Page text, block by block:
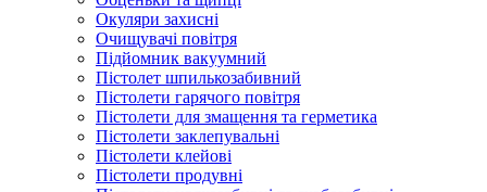
Окуляри захисні
Очищувачі повітря
Підйомник вакуумний
Пістолет шпилькозабивний
Пістолети гарячого повітря
Пістолети для змащення та герметика
Пістолети заклепувальні
Пістолети клейові
Пістолети продувні